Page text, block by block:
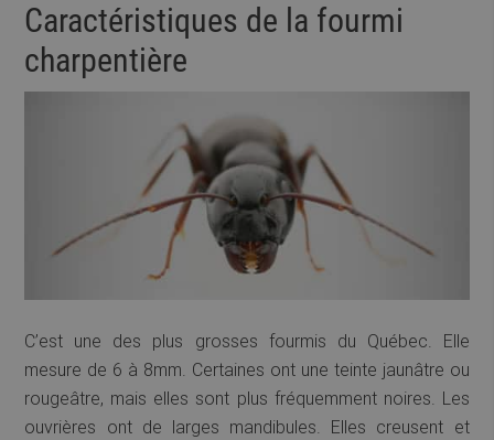
Caractéristiques de la fourmi
charpentière
C’est une des plus grosses fourmis du Québec. Elle
mesure de 6 à 8mm. Certaines ont une teinte jaunâtre ou
rougeâtre, mais elles sont plus fréquemment noires. Les
ouvrières ont de larges mandibules. Elles creusent et